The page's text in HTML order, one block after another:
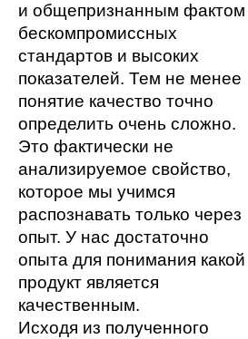
и общепризнанным фактом
бескомпромиссных
стандартов и высоких
показателей. Тем не менее
понятие качество точно
определить очень сложно.
Это фактически не
анализируемое свойство,
которое мы учимся
распознавать только через
опыт. У нас достаточно
опыта для понимания какой
продукт является
качественным.
Исходя из полученного